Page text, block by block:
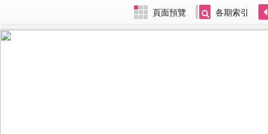
頁面預覽 各期索引